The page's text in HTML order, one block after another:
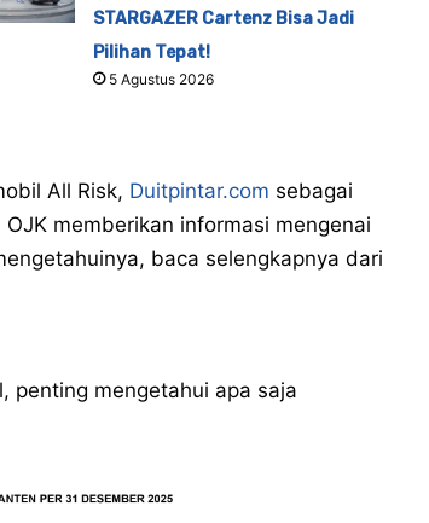
STARGAZER Cartenz Bisa Jadi
Pilihan Tepat!
5 Agustus 2026
All Risk, Duitpintar.com sebagai
memberikan informasi mengenai
baca selengkapnya dari
penting mengetahui apa saja